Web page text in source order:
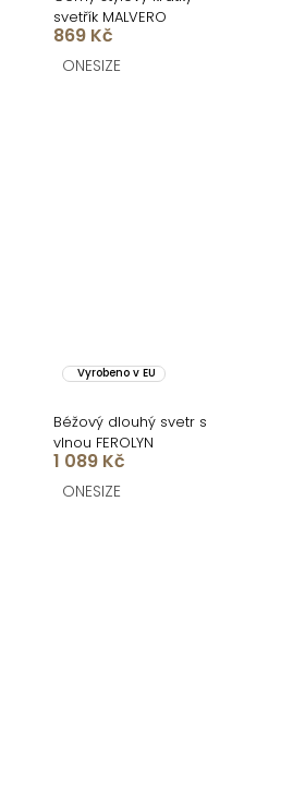
svetřík MALVERO
869 Kč
ONESIZE
Vyrobeno v EU
Béžový dlouhý svetr s
vlnou FEROLYN
1 089 Kč
ONESIZE